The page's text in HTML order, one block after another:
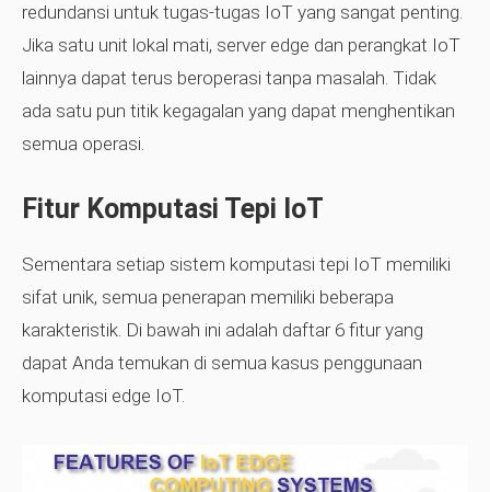
redundansi untuk tugas-tugas IoT yang sangat penting.
Jika satu unit lokal mati, server edge dan perangkat IoT
lainnya dapat terus beroperasi tanpa masalah. Tidak
ada satu pun titik kegagalan yang dapat menghentikan
semua operasi.
Fitur Komputasi Tepi IoT
Sementara setiap sistem komputasi tepi IoT memiliki
sifat unik, semua penerapan memiliki beberapa
karakteristik. Di bawah ini adalah daftar 6 fitur yang
dapat Anda temukan di semua kasus penggunaan
komputasi edge IoT.